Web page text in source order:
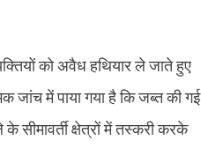
को अवैध हथियार ले जाते हुए
जांच में पाया गया है कि जब्त की गई
सीमावर्ती क्षेत्रों में तस्करी करके